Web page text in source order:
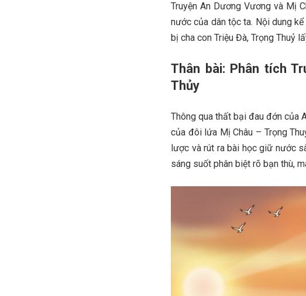
Truyện An Dương Vương và Mị
nước của dân tộc ta. Nội dung
bị cha con Triệu Đà, Trọng Thuỷ
Thân bài: Phân tích
Thủy
Thông qua thất bại đau đớn của
của đôi lứa Mị Châu – Trọng
lược và rút ra bài học giữ nước
sáng suốt phân biệt rõ bạn thù,